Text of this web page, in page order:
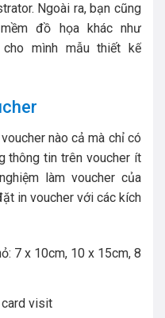
Ngoài ra, bạn cũng
đồ họa khác như
mình mẫu thiết kế
nào cả mà chỉ có
thông tin trên voucher ít
làm voucher của
in voucher với các kích
7 x 10cm, 10 x 15cm, 8
card visit